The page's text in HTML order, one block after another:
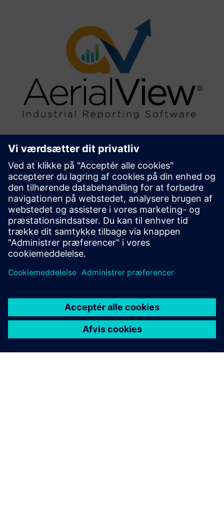
AerialView Industrial Reporting
Software
AerialView er vores MIS-rapporteringsværktøj til
generering af automatiserede rapporter fra Automation
System, med brugerdefinerede skabeloner.
Få mere at vide